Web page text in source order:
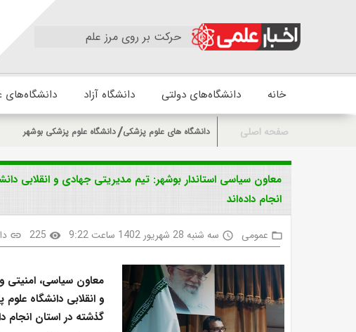
حرکت بر روی مرز علم
خانه دانشگاه‌های دولتی دانشگاه آزاد دانشگاه‌های
صفحه اصلی دانشگاه های علوم پزشکی دانشگاه علوم پزشکی بوشهر
معاون سیاسی استاندار بوشهر: تیم مدیریتی جهادی و انقلابی
انجام داده‌اند
folder_open عمومی access_time سه شنبه 28 شهریور 1402 ساعت 9:22 visibility
225
link
معاون سیاسی، امنیتی
و انقلابی دانشگاه
گذشته در استان انجام